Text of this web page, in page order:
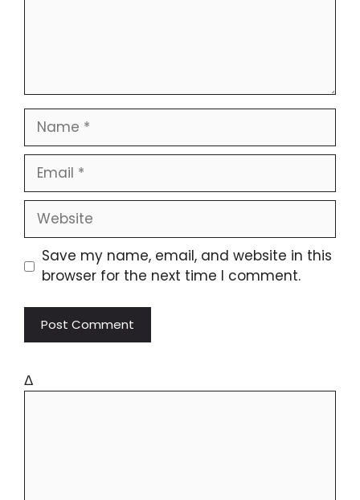
Save my name, email, and website in this
browser for the next time I comment.
Δ